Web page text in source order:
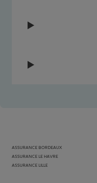
ASSURANCE BORDEAUX
ASSURANCE LE HAVRE
ASSURANCE LILLE